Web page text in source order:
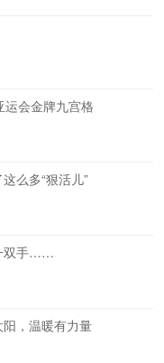
会金牌九宫格
么多“狠活儿”
双手……
阳，温暖有力量